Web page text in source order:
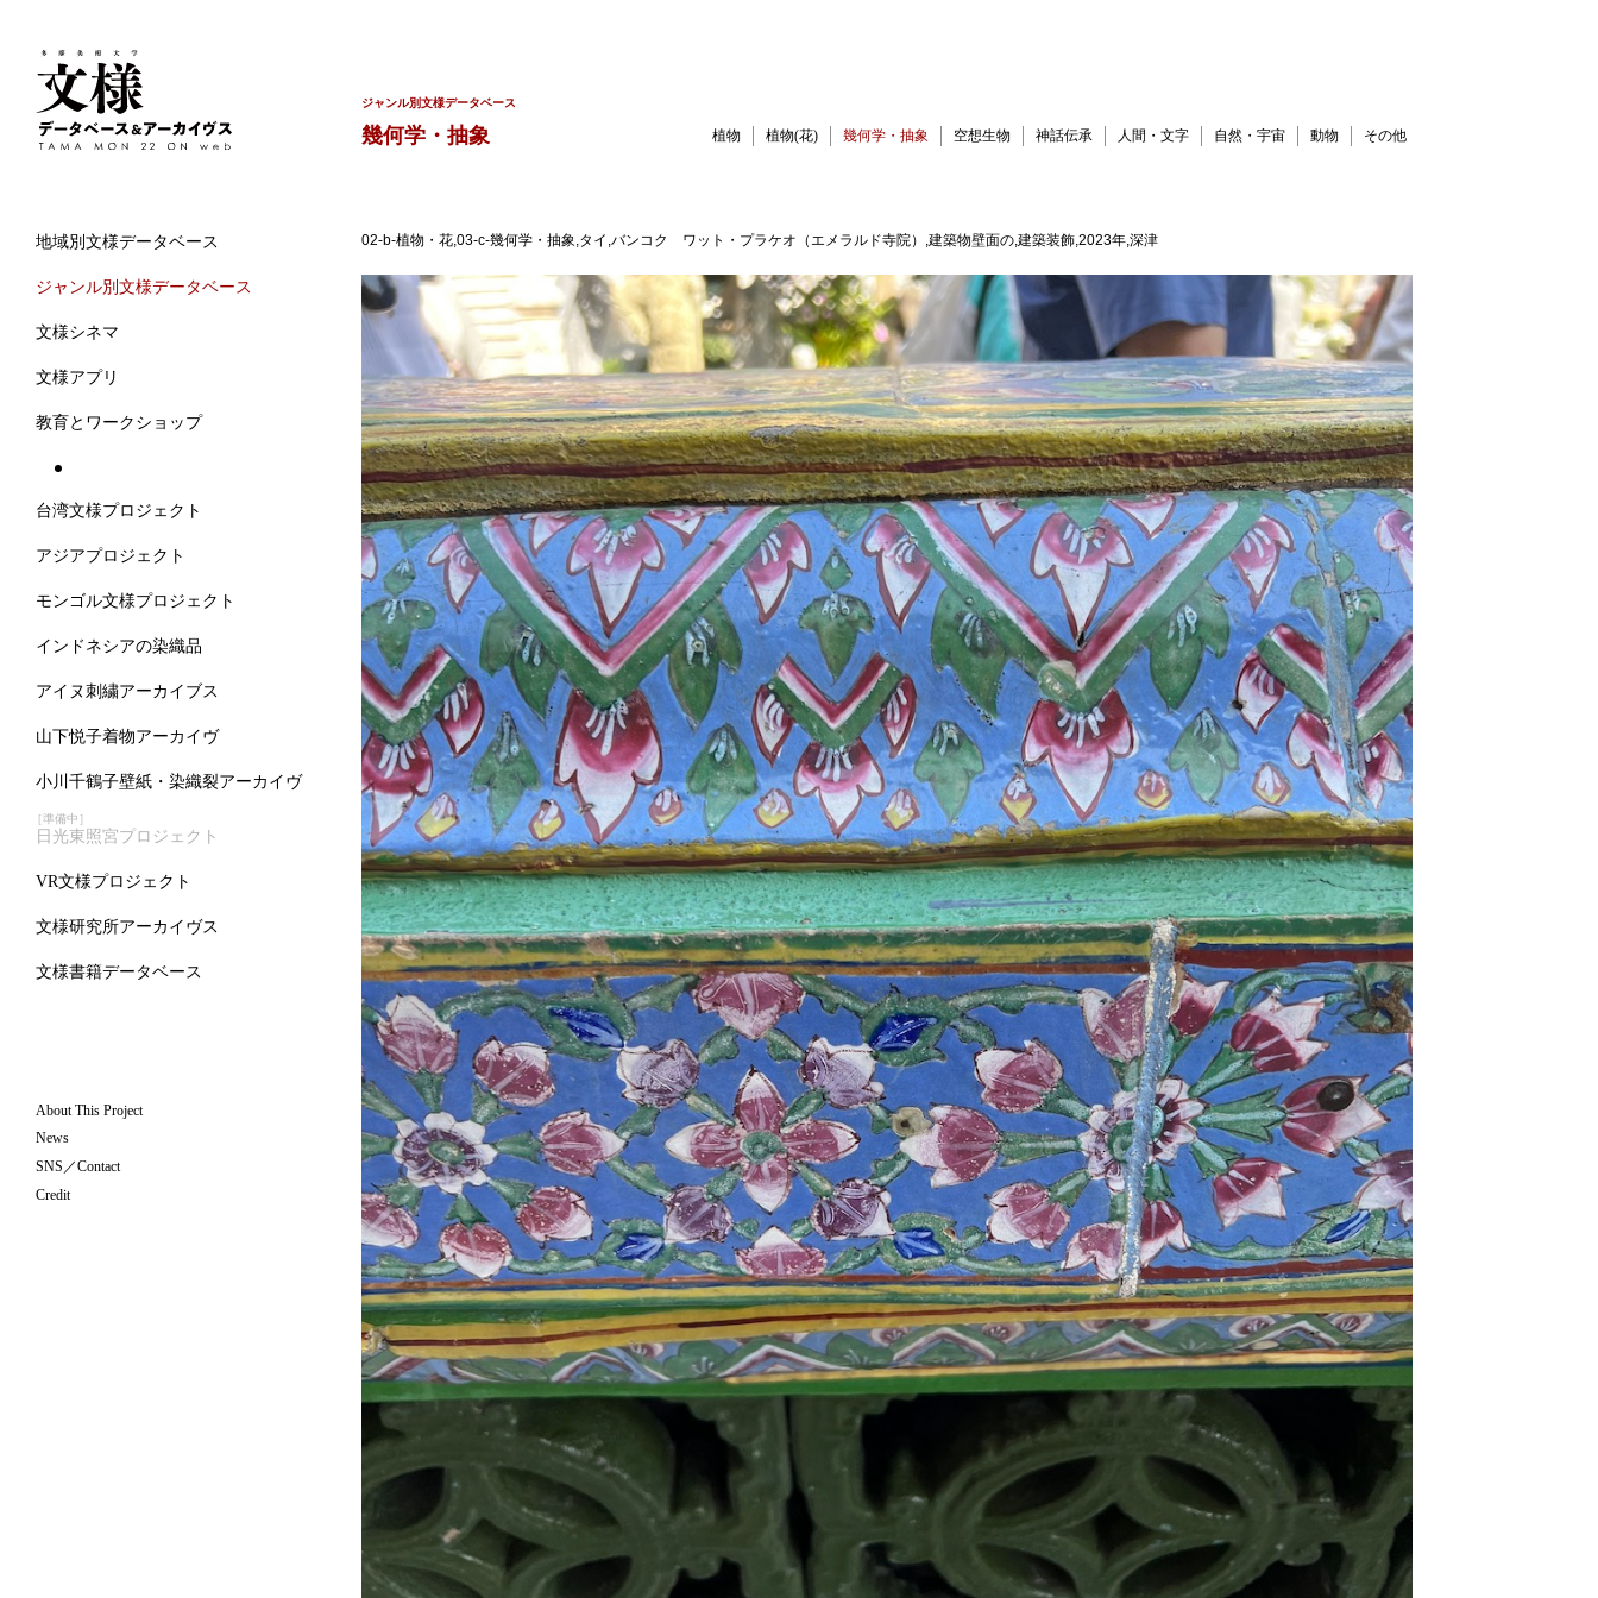
地域別文様データベース
ジャンル別文様データベース
文様シネマ
文様アプリ
教育とワークショップ
台湾文様プロジェクト
アジアプロジェクト
モンゴル文様プロジェクト
インドネシアの染織品
アイヌ刺繍アーカイブス
山下悦子着物アーカイヴ
小川千鶴子壁紙・染織裂アーカイヴ
［準備中］
日光東照宮プロジェクト
VR文様プロジェクト
文様研究所アーカイヴス
文様書籍データベース
About This Project
News
SNS／Contact
Credit
ジャンル別文様データベース
幾何学・抽象 植物 植物(花) 幾何学・抽象 空想生物 神話伝承 人間・文字 自然・宇宙 動物 その他
02-b-植物・花,03-c-幾何学・抽象,タイ,バンコク ワット・プラケオ（エメラルド寺院）,建築物壁面の,建築装飾,2023年,深津